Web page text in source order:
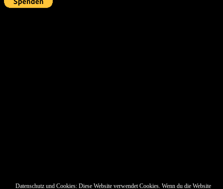
Datenschutz und Cookies: Diese Website verwendet Cookies. Wenn du die Website